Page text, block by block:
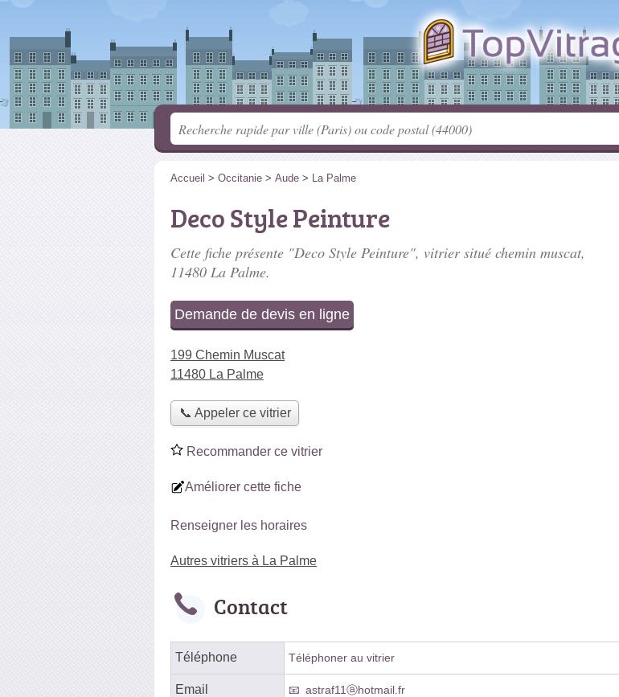
Accueil > Occitanie > Aude > La Palme
Deco Style Peinture
Cette fiche présente "Deco Style Peinture", vitrier situé chemin muscat,
11480 La Palme.
Demande de devis en ligne
199 Chemin Muscat
11480 La Palme
📞 Appeler ce vitrier
Recommander ce vitrier
Améliorer cette fiche
Renseigner les horaires
Autres vitriers à La Palme
Contact
Téléphone Téléphoner au vitrier
Email astraf11ⓐhotmail.fr